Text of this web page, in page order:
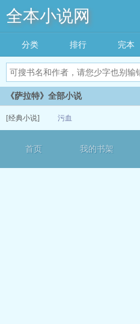
全本小说网
分类 排行 完本
《萨拉特》全部小说
[经典小说] 污血
首页 我的书架